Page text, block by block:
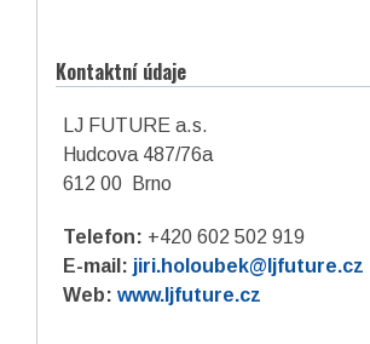
asociace České republiky
Kontaktní údaje
LJ FUTURE a.s.
Hudcova 487/76a
612 00 Brno
Telefon: +420 602 502 919
E-mail: jiri.holoubek@ljfuture.cz
Web: www.ljfuture.cz